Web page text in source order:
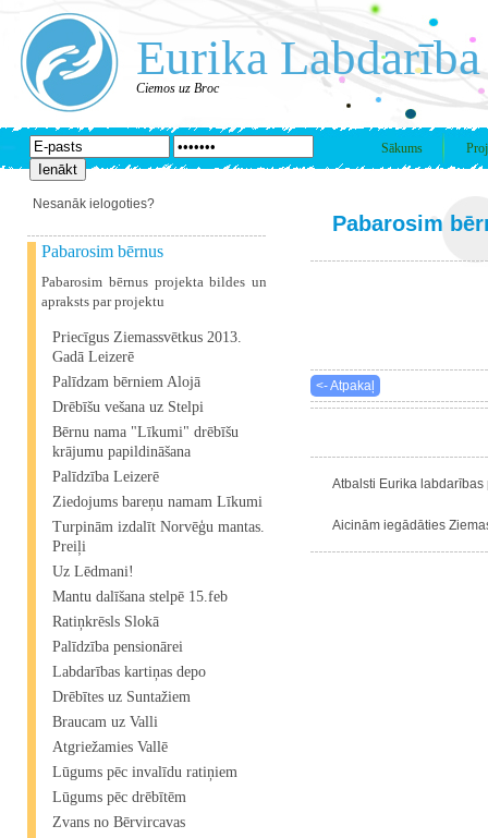
Eurika Labdarība
Ciemos uz Broc
Sākums
Nesanāk ielogoties?
Pabarosim bērnus
Pabarosim bērnus projekta bildes un
apraksts par projektu
Priecīgus Ziemassvētkus 2013.
Gadā Leizerē
Palīdzam bērniem Alojā
Drēbīšu vešana uz Stelpi
Bērnu nama "Līkumi" drēbīšu
krājumu papildināšana
Palīdzība Leizerē
Ziedojums bareņu namam Līkumi
Turpinām izdalīt Norvēģu mantas.
Preiļi
Uz Lēdmani!
Mantu dalīšana stelpē 15.feb
Ratiņkrēsls Slokā
Palīdzība pensionārei
Labdarības kartiņas depo
Drēbītes uz Suntažiem
Braucam uz Valli
Atgriežamies Vallē
Lūgums pēc invalīdu ratiņiem
Lūgums pēc drēbītēm
Zvans no Bērvircavas
Pabarosim
<- Atpakaļ
Atbalsti Eurika
Aicinām iegādāties